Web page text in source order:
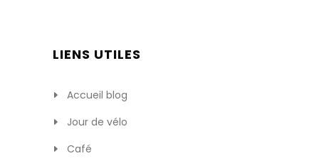
LIENS UTILES
Accueil blog
Jour de vélo
Café